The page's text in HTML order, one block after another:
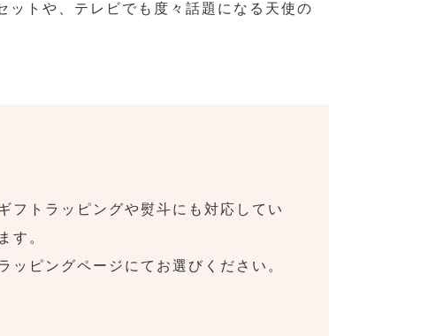
ットや、テレビでも度々話題になる天使の
フトラッピングや熨斗にも対応してい
ます。
ッピングページにてお選びください。